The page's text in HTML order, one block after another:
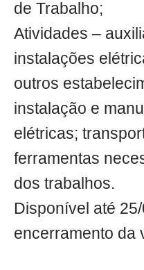
de Trabalho;
Atividades –
instalações
outros
instalação e
elétricas;
ferramentas
dos trabalhos.
Disponível até
encerramento da